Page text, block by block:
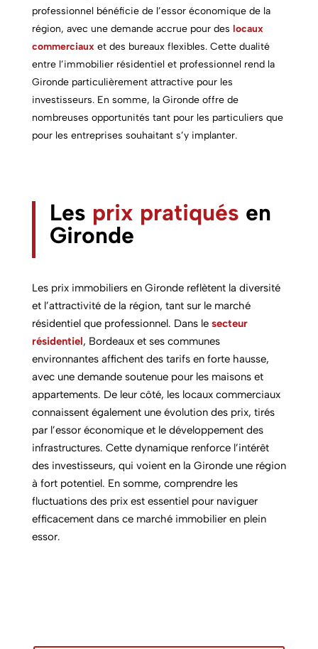
professionnel bénéficie de l’essor économique de la
région, avec une demande accrue pour des locaux
commerciaux et des bureaux flexibles. Cette dualité
entre l’immobilier résidentiel et professionnel rend la
Gironde particulièrement attractive pour les
investisseurs. En somme, la Gironde offre de
nombreuses opportunités tant pour les particuliers que
pour les entreprises souhaitant s’y implanter.
Les prix pratiqués en
Gironde
Les prix immobiliers en Gironde reflètent la diversité
et l’attractivité de la région, tant sur le marché
résidentiel que professionnel. Dans le secteur
résidentiel, Bordeaux et ses communes
environnantes affichent des tarifs en forte hausse,
avec une demande soutenue pour les maisons et
appartements. De leur côté, les locaux commerciaux
connaissent également une évolution des prix, tirés
par l’essor économique et le développement des
infrastructures. Cette dynamique renforce l’intérêt
des investisseurs, qui voient en la Gironde une région
à fort potentiel. En somme, comprendre les
fluctuations des prix est essentiel pour naviguer
efficacement dans ce marché immobilier en plein
essor.